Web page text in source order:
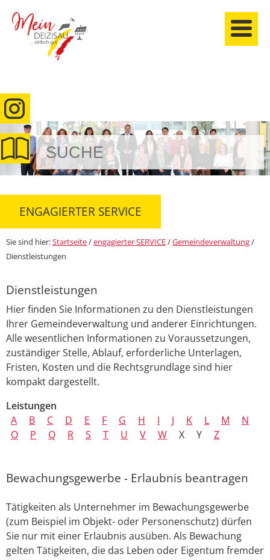
anmelden
ENGAGIERTER SERVICE
Sie sind hier:Startseite/engagierter SERVICE/Gemeindeverwaltung/
Dienstleistungen
Dienstleistungen
Hier finden Sie Informationen zu den Dienstleistungen
Ihrer Gemeindeverwaltung und anderer Einrichtungen.
Alle wesentlichen Informationen zu Voraussetzungen,
zuständiger Stelle, Ablauf, erforderliche Unterlagen,
Fristen, Kosten und die Rechtsgrundlage sind hier
kompakt dargestellt.
Leistungen
A
B C D E F G H I J K L M
N
O
P Q R S T U V W X Y Z
Bewachungsgewerbe - Erlaubnis beantragen
Tätigkeiten als Unternehmer im Bewachungsgewerbe
(zum Beispiel im Objekt- oder Personenschutz) dürfen
Sie nur mit einer Erlaubnis ausüben. Als Bewachung
gelten Tätigkeiten, die das Leben oder Eigentum fremder